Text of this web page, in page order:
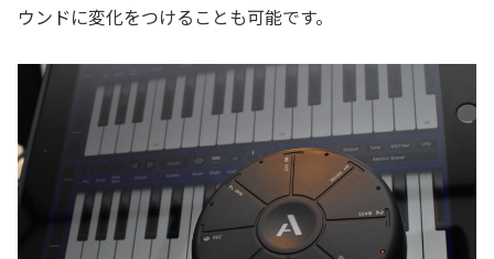
ウンドに変化をつけることも可能です。